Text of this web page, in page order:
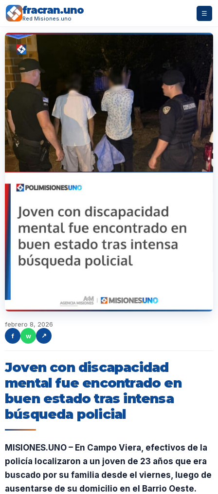
fracran.uno
Red Misiones.uno
☰
febrero 8, 2026
f
w ↗
Joven con discapacidad
mental fue encontrado en
buen estado tras intensa
búsqueda policial
MISIONES.UNO – En Campo Viera, efectivos de la
policía localizaron a un joven de 23 años que era
buscado por su familia desde el viernes, luego de
ausentarse de su domicilio en el Barrio Oeste.